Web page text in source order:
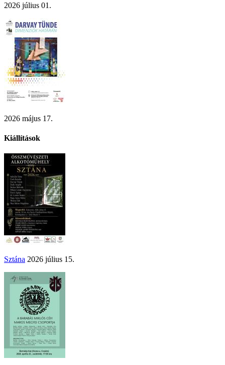
2026 július 01.
2026 május 17.
Kiállítások
Sztána 2026 július 15.